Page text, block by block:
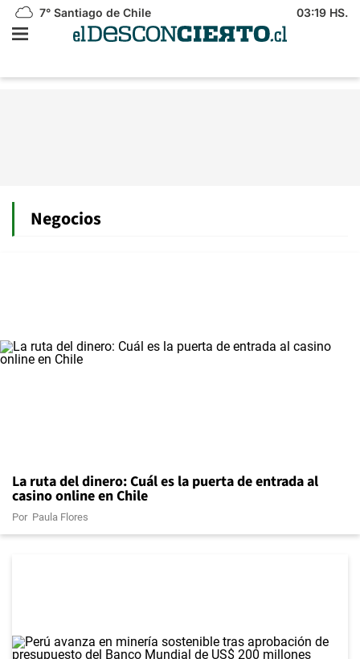
7° Santiago de Chile 03:19 HS.
Negocios
La ruta del dinero: Cuál es la puerta de entrada al
casino online en Chile
Por Paula Flores